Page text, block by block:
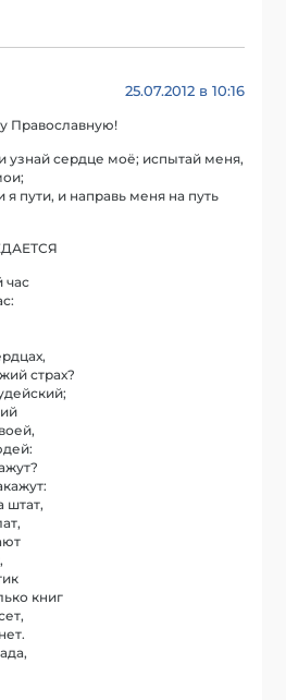
25.07.2012 в 10:16
Православную!
узнай сердце моё; испытай меня,
пути, и направь меня на путь
час
страх?
штат,
книг